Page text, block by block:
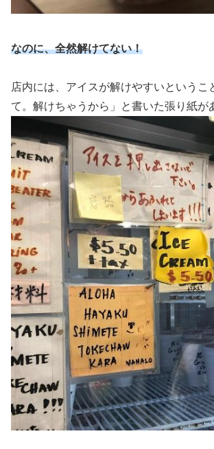
なのに、全然解けてない！
店内には、アイスが解けやすいというこ
て。解けちゃうから」と書いた張り紙が